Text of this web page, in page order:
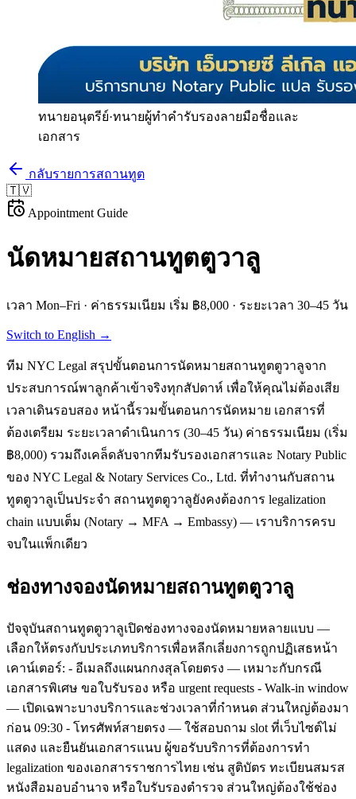
ทนายอนุตรีย์·ทนายผู้ทำคำรับรองลายมือชื่อและ
เอกสาร
กลับรายการสถานทูต
🇹🇻
Appointment Guide
นัดหมายสถานทูตตูวาลู
เวลา Mon–Fri · ค่าธรรมเนียม เริ่ม ฿8,000 · ระยะเวลา 30–45 วัน
Switch to English →
ทีม NYC Legal สรุปขั้นตอนการนัดหมายสถานทูตตูวาลูจาก
ประสบการณ์พาลูกค้าเข้าจริงทุกสัปดาห์ เพื่อให้คุณไม่ต้องเสีย
เวลาเดินรอบสอง หน้านี้รวมขั้นตอนการนัดหมาย เอกสารที่
ต้องเตรียม ระยะเวลาดำเนินการ (30–45 วัน) ค่าธรรมเนียม (เริ่ม
฿8,000) รวมถึงเคล็ดลับจากทีมรับรองเอกสารและ Notary Public
ของ NYC Legal & Notary Services Co., Ltd. ที่ทำงานกับสถาน
ทูตตูวาลูเป็นประจำ สถานทูตตูวาลูยังคงต้องการ legalization
chain แบบเต็ม (Notary → MFA → Embassy) — เราบริการครบ
จบในแพ็กเดียว
ช่องทางจองนัดหมายสถานทูตตูวาลู
ปัจจุบันสถานทูตตูวาลูเปิดช่องทางจองนัดหมายหลายแบบ —
เลือกให้ตรงกับประเภทบริการเพื่อหลีกเลี่ยงการถูกปฏิเสธหน้า
เคาน์เตอร์: - อีเมลถึงแผนกกงสุลโดยตรง — เหมาะกับกรณี
เอกสารพิเศษ ขอใบรับรอง หรือ urgent requests - Walk-in window
— เปิดเฉพาะบางบริการและช่วงเวลาที่กำหนด ส่วนใหญ่ต้องมา
ก่อน 09:30 - โทรศัพท์สายตรง — ใช้สอบถาม slot ที่เว็บไซต์ไม่
แสดง และยืนยันเอกสารแนบ ผู้ขอรับบริการที่ต้องการทำ
legalization ของเอกสารราชการไทย เช่น สูติบัตร ทะเบียนสมรส
หนังสือมอบอำนาจ หรือใบรับรองตำรวจ ส่วนใหญ่ต้องใช้ช่อง